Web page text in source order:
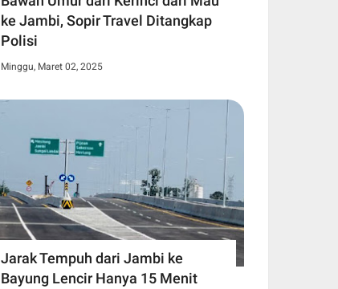
ke Jambi, Sopir Travel Ditangkap
Polisi
Minggu, Maret 02, 2025
Jarak Tempuh dari Jambi ke
Bayung Lencir Hanya 15 Menit